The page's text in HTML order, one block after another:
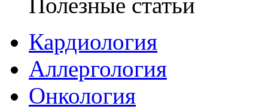
Кардиология
Аллергология
Онкология